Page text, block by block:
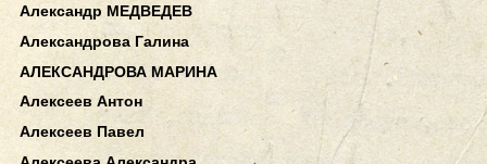
Александр МЕДВЕДЕВ
Александрова Галина
АЛЕКСАНДРОВА МАРИНА
Алексеев Антон
Алексеев Павел